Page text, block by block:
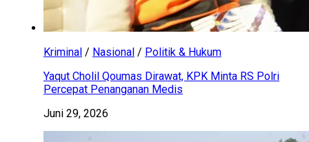
Kriminal / Nasional / Politik & Hukum
Yaqut Cholil Qoumas Dirawat, KPK Minta RS Polri
Percepat Penanganan Medis
Juni 29, 2026